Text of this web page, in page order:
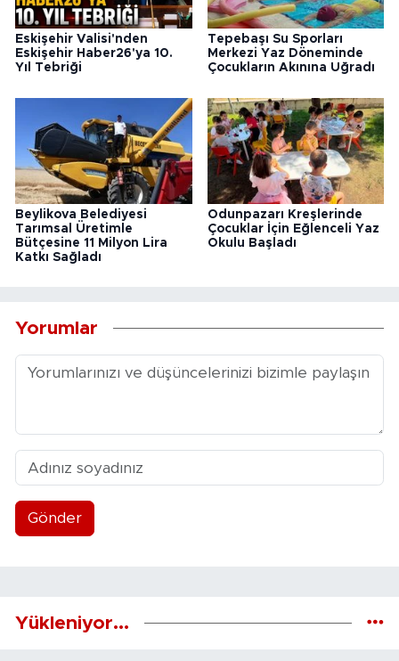
Eskişehir Valisi'nden
Eskişehir Haber26'ya 10.
Yıl Tebriği
Tepebaşı Su Sporları
Merkezi Yaz Döneminde
Çocukların Akınına Uğradı
Beylikova Belediyesi
Tarımsal Üretimle
Bütçesine 11 Milyon Lira
Katkı Sağladı
Odunpazarı Kreşlerinde
Çocuklar İçin Eğlenceli Yaz
Okulu Başladı
Yorumlar
Gönder
Yükleniyor...